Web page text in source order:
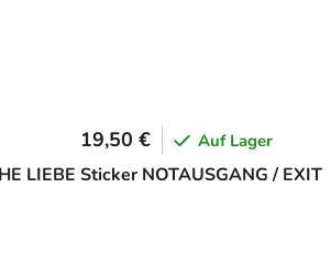
LIEBE Sticker NOTAUSGANG / EXIT
19,50 € Auf Lager